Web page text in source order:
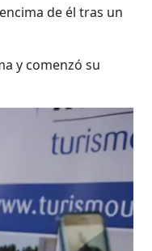
de él tras un
y comenzó su